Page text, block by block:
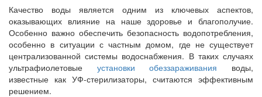
Качество воды является одним из ключевых аспектов,
оказывающих влияние на наше здоровье и благополучие.
Особенно важно обеспечить безопасность водопотребления,
особенно в ситуации с частным домом, где не существует
централизованной системы водоснабжения. В таких случаях
ультрафиолетовые установки обеззараживания воды,
известные как УФ-стерилизаторы, считаются эффективным
решением.